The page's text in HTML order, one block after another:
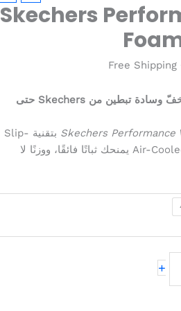
Skechers
ارتدِه بلمسة واحدة، واستمتع بأخفّ وسادة تبطين من Skechers حتى
Skechers Performance
بتقنية Slip-
Ins ووسادة Air-Cooled Memory Foam يمنحك ثباتًا فائقًا، ووزنًا لا
+